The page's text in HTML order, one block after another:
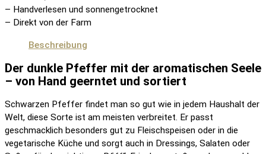
– Handverlesen und sonnengetrocknet
– Direkt von der Farm
Beschreibung
Der dunkle Pfeffer mit der aromatischen Seele
– von Hand geerntet und sortiert
Schwarzen Pfeffer findet man so gut wie in jedem Haushalt der
Welt, diese Sorte ist am meisten verbreitet. Er passt
geschmacklich besonders gut zu Fleischspeisen oder in die
vegetarische Küche und sorgt auch in Dressings, Salaten oder